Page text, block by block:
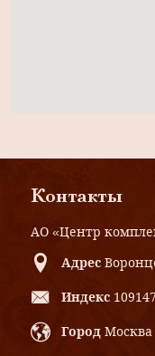
Контакты
АО «Центр
Адрес
Индекс
Город Москва